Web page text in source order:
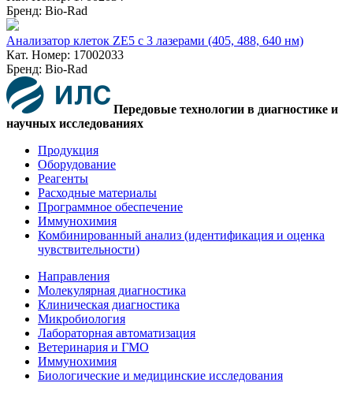
Бренд: Bio-Rad
Анализатор клеток ZE5 с 3 лазерами (405, 488, 640 нм)
Кат. Номер: 17002033
Бренд: Bio-Rad
Передовые технологии в диагностике и
научных исследованиях
Продукция
Оборудование
Реагенты
Расходные материалы
Программное обеспечение
Иммунохимия
Комбинированный анализ (идентификация и оценка
чувствительности)
Направления
Молекулярная диагностика
Клиническая диагностика
Микробиология
Лабораторная автоматизация
Ветеринария и ГМО
Иммунохимия
Биологические и медицинские исследования